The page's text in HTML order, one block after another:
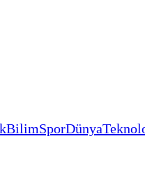
BilimSporDünya